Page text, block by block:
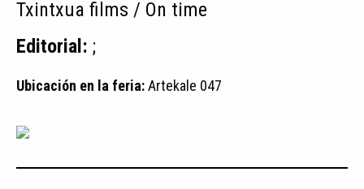
Txintxua films / On time
Editorial: ;
Ubicación en la feria:Artekale 047